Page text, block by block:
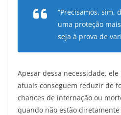
“Precisamos, sim,
uma proteção
seja à prova de
Apesar dessa necessidade,
atuais conseguem reduzir de
chances de internação ou
quando não estão